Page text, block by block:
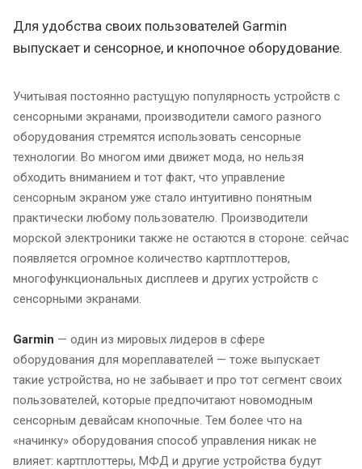
Для удобства своих пользователей Garmin
выпускает и сенсорное, и кнопочное оборудование.
Учитывая постоянно растущую популярность устройств с
сенсорными экранами, производители самого разного
оборудования стремятся использовать сенсорные
технологии. Во многом ими движет мода, но нельзя
обходить вниманием и тот факт, что управление
сенсорным экраном уже стало интуитивно понятным
практически любому пользователю. Производители
морской электроники также не остаются в стороне: сейчас
появляется огромное количество картплоттеров,
многофункциональных дисплеев и других устройств с
сенсорными экранами.
Garmin — один из мировых лидеров в сфере
оборудования для мореплавателей — тоже выпускает
такие устройства, но не забывает и про тот сегмент своих
пользователей, которые предпочитают новомодным
сенсорным девайсам кнопочные. Тем более что на
«начинку» оборудования способ управления никак не
влияет: картплоттеры, МФД и другие устройства будут